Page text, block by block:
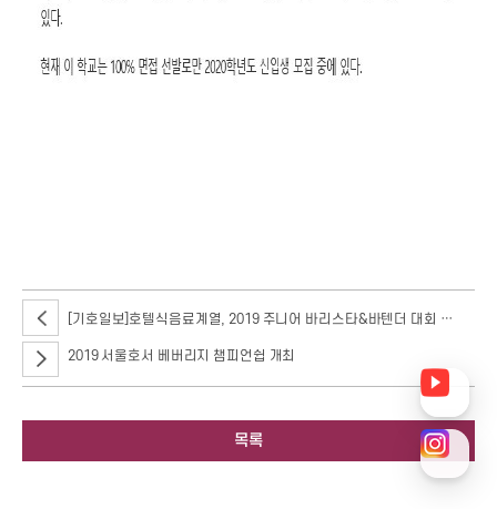
[기호일보]호텔식음료계열, 2019 주니어 바리스타&바텐더 대회 성료
2019 서울호서 베버리지 챔피언쉽 개최
목록